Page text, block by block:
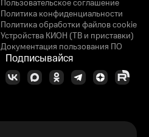
Пользовательское соглашение
Политика конфиденциальности
Политика обработки файлов cookie
Устройства КИОН (ТВ и приставки)
Документация пользования ПО
Подписывайся